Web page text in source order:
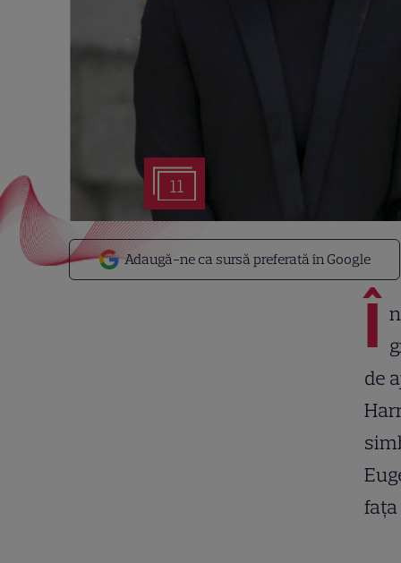
11
Adaugă-ne ca sursă preferată în Google
Î
de